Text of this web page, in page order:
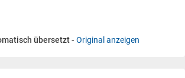
übersetzt - Original anzeigen